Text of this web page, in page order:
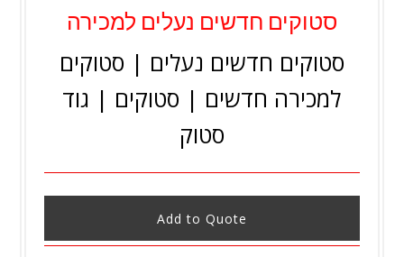
סטוקים חדשים נעלים למכירה
סטוקים חדשים נעלים | סטוקים
למכירה חדשים | סטוקים | גוד
סטוק
Add to Quote